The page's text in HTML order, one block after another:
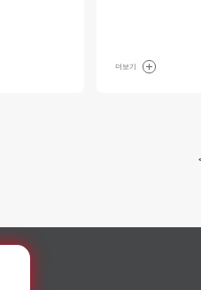
더보기